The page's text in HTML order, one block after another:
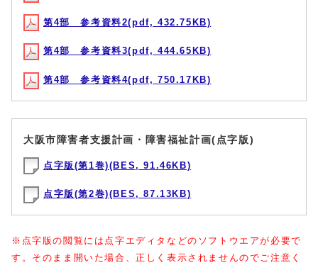
第4部 参考資料2(pdf, 432.75KB)
第4部 参考資料3(pdf, 444.65KB)
第4部 参考資料4(pdf, 750.17KB)
大阪市障害者支援計画・障害福祉計画(点字版)
点字版(第1巻)(BES, 91.46KB)
点字版(第2巻)(BES, 87.13KB)
※点字版の閲覧には点字エディタなどのソフトウエアが必要で
す。そのまま開いた場合、正しく表示されませんのでご注意く